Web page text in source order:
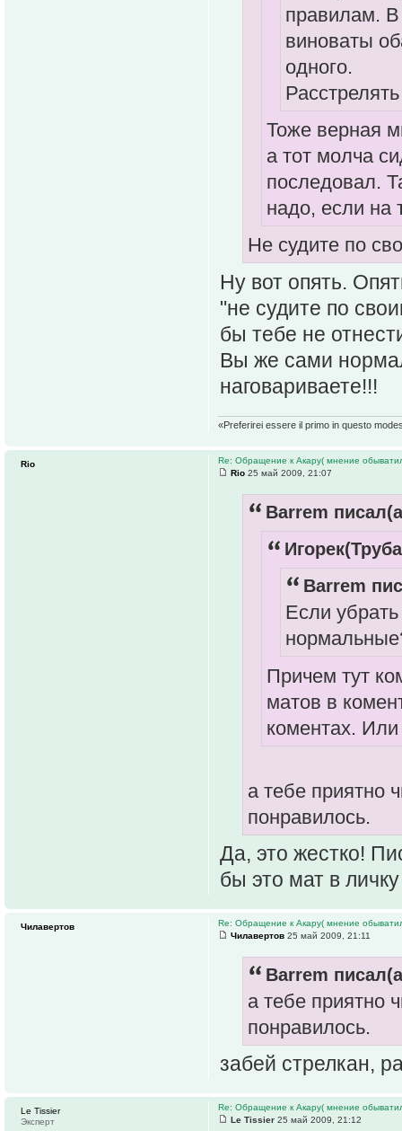
правилам. В
виноваты
одного.
Тоже верная
а тот молча
последовал.
надо, если на
Не судите по
Ну вот опять.
"не судите по
бы тебе не
Вы же сами
наговариваете!!!
«Preferirei essere il primo in questo
Re: Обращение к Акару( мнение
Rio 25 май 2009, 21:07
Barrem
Barrem
Если
Причем тут
матов в
коментах.
а тебе приятно
понравилось.
Да, это жестко!
бы это мат в личку
Rio
Re: Обращение к Акару( мнение
Чилавертов 25 май 2009, 21:11
Barrem
а тебе приятно
понравилось.
забей стрелкан,
Чилавертов
Re: Обращение к Акару( мнение
Le Tissier 25 май 2009, 21:12
Le Tissier
Эксперт